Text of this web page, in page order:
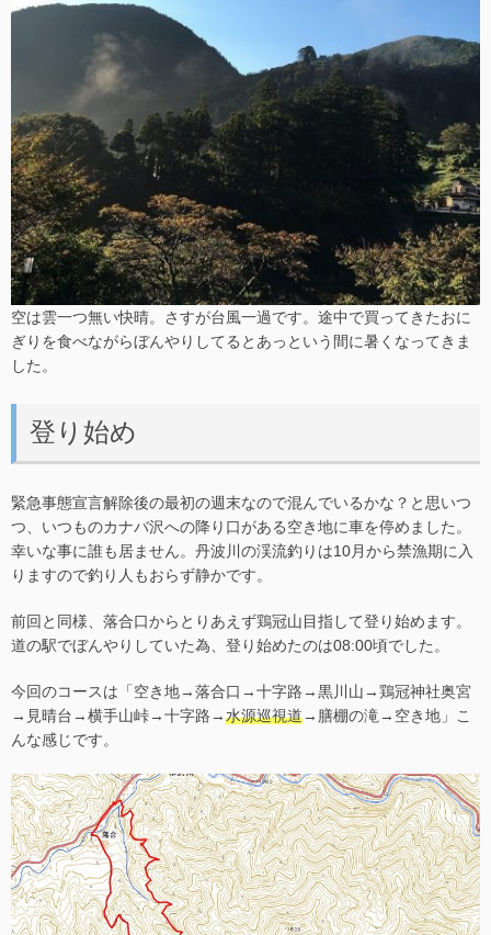
空は雲一つ無い快晴。さすが台風一過です。途中で買ってきたおに
ぎりを食べながらぼんやりしてるとあっという間に暑くなってきま
した。
登り始め
緊急事態宣言解除後の最初の週末なので混んでいるかな？と思いつ
つ、いつものカナバ沢への降り口がある空き地に車を停めました。
幸いな事に誰も居ません。丹波川の渓流釣りは10月から禁漁期に入
りますので釣り人もおらず静かです。
前回と同様、落合口からとりあえず鶏冠山目指して登り始めます。
道の駅でぼんやりしていた為、登り始めたのは08:00頃でした。
今回のコースは「空き地→落合口→十字路→黒川山→鶏冠神社奥宮
→見晴台→横手山峠→十字路→水源巡視道→膳棚の滝→空き地」こ
んな感じです。